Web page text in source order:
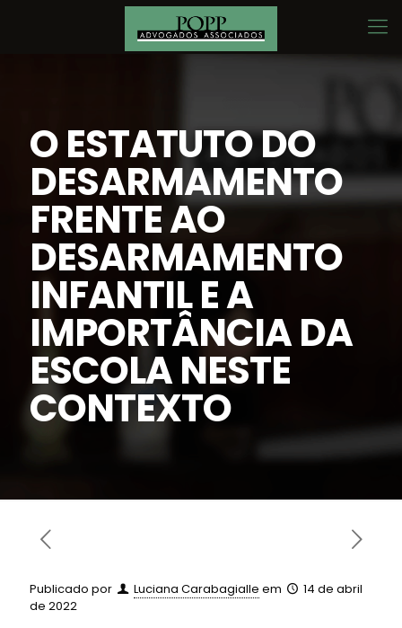
O ESTATUTO DO
DESARMAMENTO
FRENTE AO
DESARMAMENTO
INFANTIL E A
IMPORTÂNCIA DA
ESCOLA NESTE
CONTEXTO
Publicado por Luciana Carabagialle em
14 de abril
de 2022